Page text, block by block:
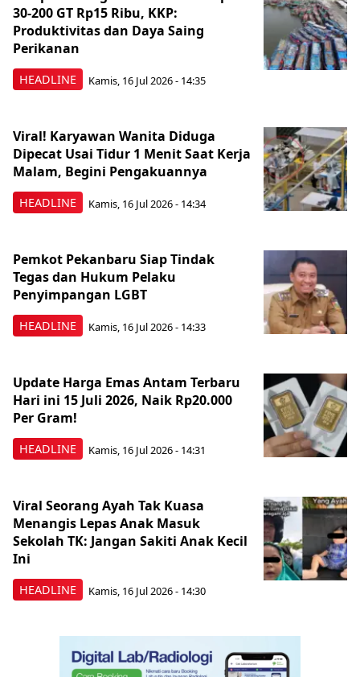
HEADLINE
30-200 GT Rp15 Ribu, KKP:
Produktivitas dan Daya Saing
Perikanan
Kamis, 16 Jul 2026 - 14:35
HEADLINE
Viral! Karyawan Wanita Diduga
Dipecat Usai Tidur 1 Menit Saat Kerja
Malam, Begini Pengakuannya
Kamis, 16 Jul 2026 - 14:34
HEADLINE
Pemkot Pekanbaru Siap Tindak
Tegas dan Hukum Pelaku
Penyimpangan LGBT
Kamis, 16 Jul 2026 - 14:33
HEADLINE
Update Harga Emas Antam Terbaru
Hari ini 15 Juli 2026, Naik Rp20.000
Per Gram!
Kamis, 16 Jul 2026 - 14:31
HEADLINE
Viral Seorang Ayah Tak Kuasa
Menangis Lepas Anak Masuk
Sekolah TK: Jangan Sakiti Anak Kecil
Ini
Kamis, 16 Jul 2026 - 14:30